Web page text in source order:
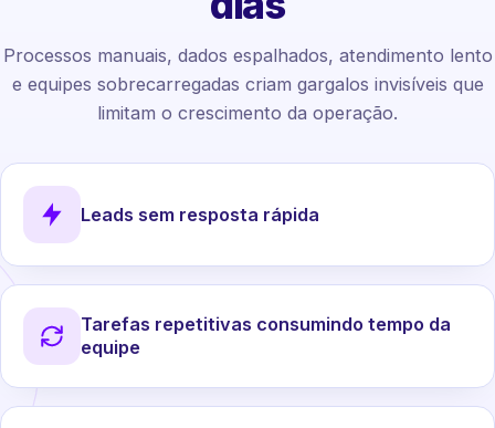
Processos manuais, dados espalhados, atendimento lento
e equipes sobrecarregadas criam gargalos invisíveis que
limitam o crescimento da operação.
Leads sem resposta rápida
Tarefas repetitivas consumindo tempo da
equipe